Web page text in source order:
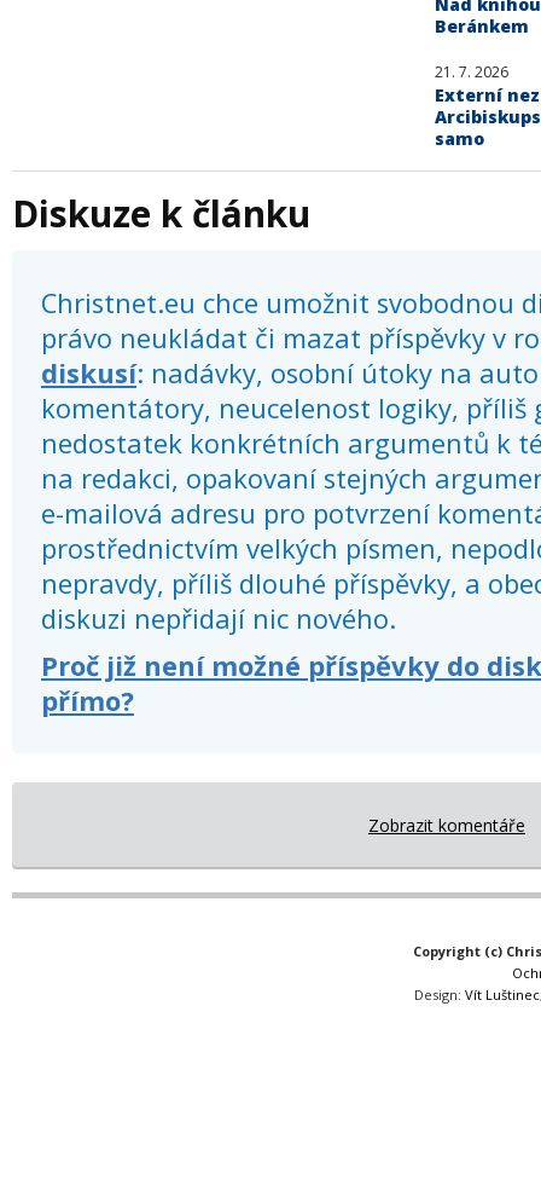
Beránkem
21. 7. 2026
Externí
samo
Diskuze k článku
Christnet.eu chce umožnit svobodnou
právo neukládat či mazat příspěvky v
diskusí: nadávky, osobní útoky na
komentátory, neucelenost logiky, příliš
nedostatek konkrétních argumentů k
na redakci, opakovaní stejných
e-mailová adresu pro potvrzení
prostřednictvím velkých písmen,
nepravdy, příliš dlouhé příspěvky, a
diskuzi nepřidají nic nového.
Proč již není možné příspěvky do
přímo?
Zobrazit komentáře
Copyright (c)
Design:Vít Luštinec